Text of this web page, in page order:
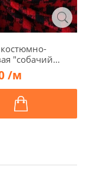
"собачий
красный/
1
/м